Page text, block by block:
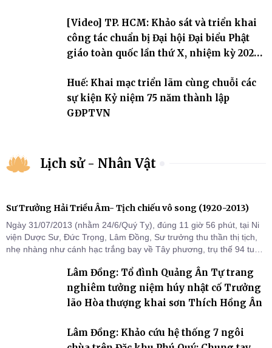
[Video] TP. HCM: Khảo sát và triển khai
công tác chuẩn bị Đại hội Đại biểu Phật
giáo toàn quốc lần thứ X, nhiệm kỳ 2026-
Huế: Khai mạc triển lãm cùng chuỗi các
sự kiện Kỷ niệm 75 năm thành lập
GĐPTVN
Lịch sử - Nhân Vật
Sư Trưởng Hải Triều Âm- Tịch chiếu vô song (1920-2013)
Ngày 31/07/2013 (nhằm 24/6/Quý Tỵ), đúng 11 giờ 56 phút, tại Ni
viện Dược Sư, Đức Trọng, Lâm Đồng, Sư trưởng thu thần thị tịch,
nhẹ nhàng như cánh hạc trắng bay về Tây phương, trụ thế 94 tuổi
Lâm Đồng: Tổ đình Quảng Ân Tự trang
nghiêm tưởng niệm húy nhật cố Trưởng
lão Hòa thượng khai sơn Thích Hồng Ân
Lâm Đồng: Khảo cứu hệ thống 7 ngôi